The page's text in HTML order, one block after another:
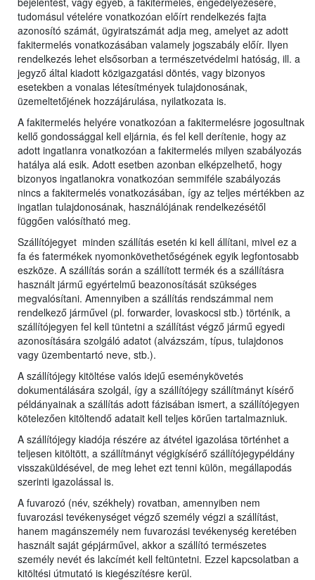
tudomásul vételére vonatkozóan előírt rendelkezés fajta
azonosító számát, ügyiratszámát adja meg, amelyet az adott
fakitermelés vonatkozásában valamely jogszabály előír. Ilyen
rendelkezés lehet elsősorban a természetvédelmi hatóság, ill. a
jegyző által kiadott közigazgatási döntés, vagy bizonyos
esetekben a vonalas létesítmények tulajdonosának,
üzemeltetőjének hozzájárulása, nyilatkozata is.
A fakitermelés helyére vonatkozóan a fakitermelésre jogosultnak
kellő gondossággal kell eljárnia, és fel kell derítenie, hogy az
adott ingatlanra vonatkozóan a fakitermelés milyen szabályozás
hatálya alá esik. Adott esetben azonban elképzelhető, hogy
bizonyos ingatlanokra vonatkozóan semmiféle szabályozás
nincs a fakitermelés vonatkozásában, így az teljes mértékben az
ingatlan tulajdonosának, használójának rendelkezésétől
függően valósítható meg.
Szállítójegyet minden szállítás esetén ki kell állítani, mivel ez a
fa és fatermékek nyomonkövethetőségének egyik legfontosabb
eszköze. A szállítás során a szállított termék és a szállításra
használt jármű egyértelmű beazonosítását szükséges
megvalósítani. Amennyiben a szállítás rendszámmal nem
rendelkező járművel (pl. forwarder, lovaskocsi stb.) történik, a
szállítójegyen fel kell tüntetni a szállítást végző jármű egyedi
azonosítására szolgáló adatot (alvázszám, típus, tulajdonos
vagy üzembentartó neve, stb.).
A szállítójegy kitöltése valós idejű eseménykövetés
dokumentálására szolgál, így a szállítójegy szállítmányt kísérő
példányainak a szállítás adott fázisában ismert, a szállítójegyen
kötelezően kitöltendő adatait kell teljes körűen tartalmazniuk.
A szállítójegy kiadója részére az átvétel igazolása történhet a
teljesen kitöltött, a szállítmányt végigkísérő szállítójegypéldány
visszaküldésével, de meg lehet ezt tenni külön, megállapodás
szerinti igazolással is.
A fuvarozó (név, székhely) rovatban, amennyiben nem
fuvarozási tevékenységet végző személy végzi a szállítást,
hanem magánszemély nem fuvarozási tevékenység keretében
használt saját gépjárművel, akkor a szállító természetes
személy nevét és lakcímét kell feltüntetni. Ezzel kapcsolatban a
kitöltési útmutató is kiegészítésre kerül.